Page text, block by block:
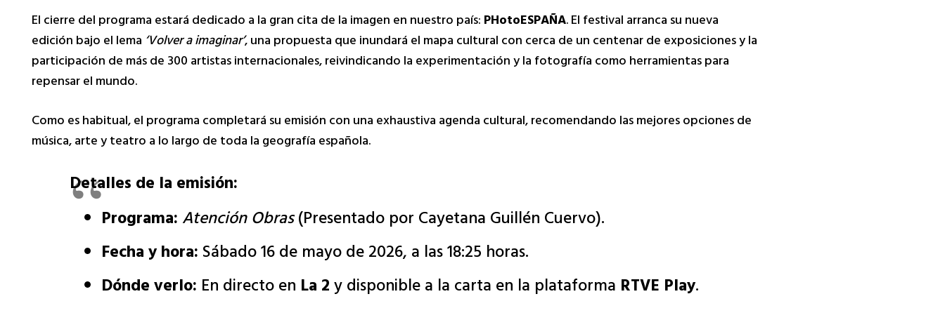
El cierre del programa estará dedicado a la gran cita de la imagen en nuestro país:PHotoESPAÑA. El festival arranca su nueva
edición bajo el lema ‘Volver a imaginar’, una propuesta que inundará el mapa cultural con cerca de un centenar de exposiciones y la
participación de más de 300 artistas internacionales, reivindicando la experimentación y la fotografía como herramientas para
repensar el mundo.
Como es habitual, el programa completará su emisión con una exhaustiva agenda cultural, recomendando las mejores opciones de
música, arte y teatro a lo largo de toda la geografía española.
Detalles de la emisión:
Programa:Atención Obras(Presentado por Cayetana Guillén Cuervo).
Fecha y hora:Sábado 16 de mayo de 2026, a las 18:25 horas.
Dónde verlo: En directo en La 2y disponible a la carta en la plataforma RTVE Play.